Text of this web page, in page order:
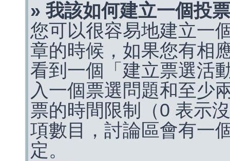
» 我該如何建立一個投
您可以很容易地建立一
章的時候，如果您有相
看到一個「建立票選活
入一個票選問題和至少
票的時間限制（0 表示
項數目，討論區會有一
定。